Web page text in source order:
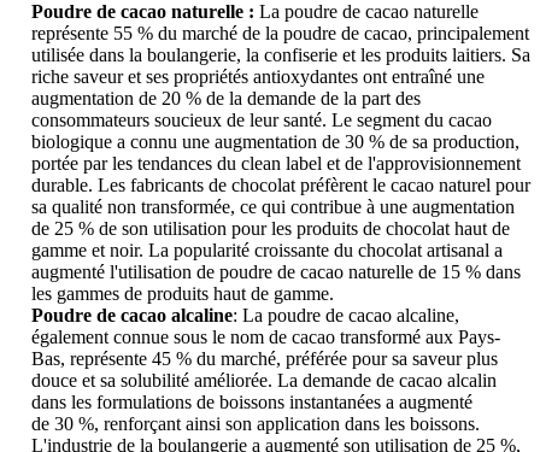
Poudre de cacao naturelle : La poudre de cacao naturelle
représente 55 % du marché de la poudre de cacao, principalement
utilisée dans la boulangerie, la confiserie et les produits laitiers. Sa
riche saveur et ses propriétés antioxydantes ont entraîné une
augmentation de 20 % de la demande de la part des
consommateurs soucieux de leur santé. Le segment du cacao
biologique a connu une augmentation de 30 % de sa production,
portée par les tendances du clean label et de l'approvisionnement
durable. Les fabricants de chocolat préfèrent le cacao naturel pour
sa qualité non transformée, ce qui contribue à une augmentation
de 25 % de son utilisation pour les produits de chocolat haut de
gamme et noir. La popularité croissante du chocolat artisanal a
augmenté l'utilisation de poudre de cacao naturelle de 15 % dans
les gammes de produits haut de gamme.
Poudre de cacao alcaline: La poudre de cacao alcaline,
également connue sous le nom de cacao transformé aux Pays-
Bas, représente 45 % du marché, préférée pour sa saveur plus
douce et sa solubilité améliorée. La demande de cacao alcalin
dans les formulations de boissons instantanées a augmenté
de 30 %, renforçant ainsi son application dans les boissons.
L'industrie de la boulangerie a augmenté son utilisation de 25 %,